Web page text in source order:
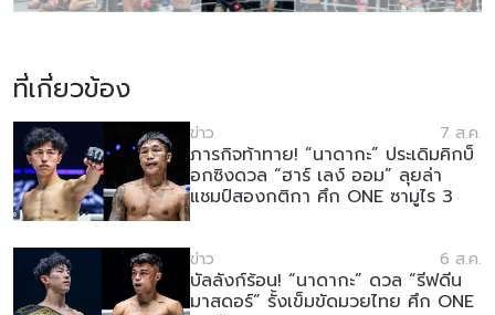
ที่เกี่ยวข้อง
ข่าว 7 ส.ค.
ภารกิจท้าทาย! “นาดากะ” ประเดิมคิกบ็
อกซิงดวล “ฮาร์ เลง์ ออม” ลุยล่า
แชมป์สองกติกา ศึก ONE ซามูไร 3
ข่าว 6 ส.ค.
บัลลังก์ร้อน! “นาดากะ” ดวล “รีฟดีน
มาสดอร์” รั้งเข็มขัดมวยไทย ศึก ONE